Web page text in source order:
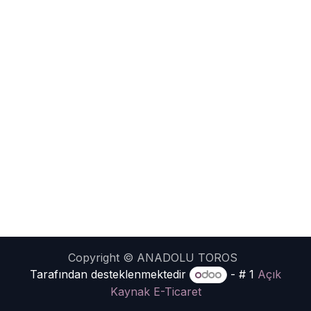
Copyright © ANADOLU TOROS
Tarafından desteklenmektedir
- # 1 Açık
Kaynak E-Ticaret